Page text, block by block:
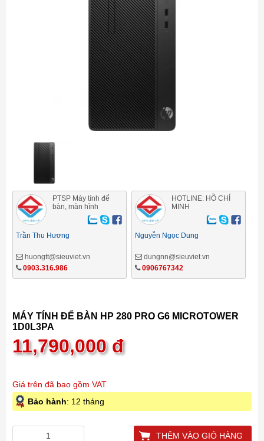
PTSP Máy tính để
bàn, màn hình
Trần Thu Hương
huongtt@sieuviet.vn
0903.316.986
HOTLINE: HỒ CHÍ
MINH
Nguyễn Ngọc Dung
dungnn@sieuviet.vn
0906767342
MÁY TÍNH ĐỂ BÀN HP 280 PRO G6 MICROTOWER
1D0L3PA
11,790,000đ
Giá trên đã bao gồm VAT
Bảo hành: 12 tháng
THÊM VÀO GIỎ HÀNG